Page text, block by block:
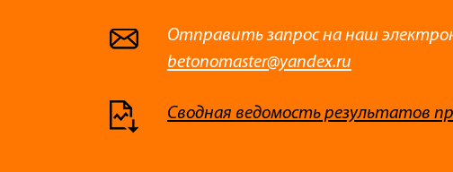
Отправить запрос на наш
betonomaster@yandex.ru
Сводная ведомость результатов